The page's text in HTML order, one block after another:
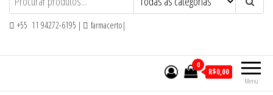
+55 11 94272-6195 | farmacerto|
Menu
0
R$0,00